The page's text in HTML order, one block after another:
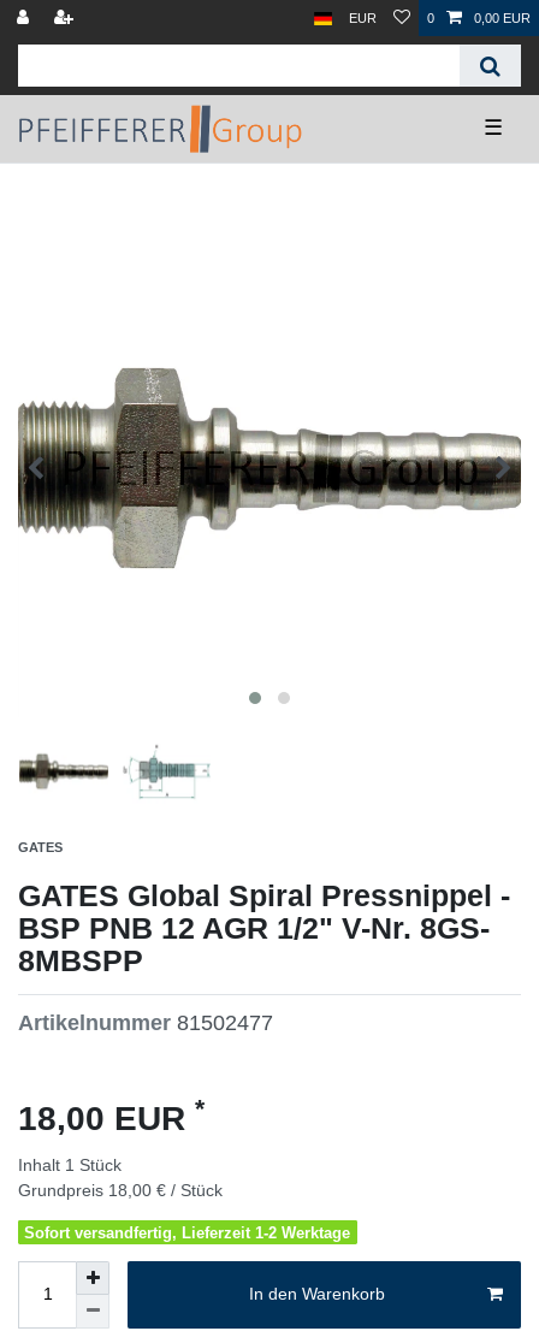
EUR 0 0,00 EUR
☰
GATES
GATES Global Spiral Pressnippel -
BSP PNB 12 AGR 1/2" V-Nr. 8GS-
8MBSPP
Artikelnummer 81502477
18,00 EUR *
Inhalt 1 Stück
Grundpreis 18,00 € / Stück
Sofort versandfertig, Lieferzeit 1-2 Werktage
In den Warenkorb